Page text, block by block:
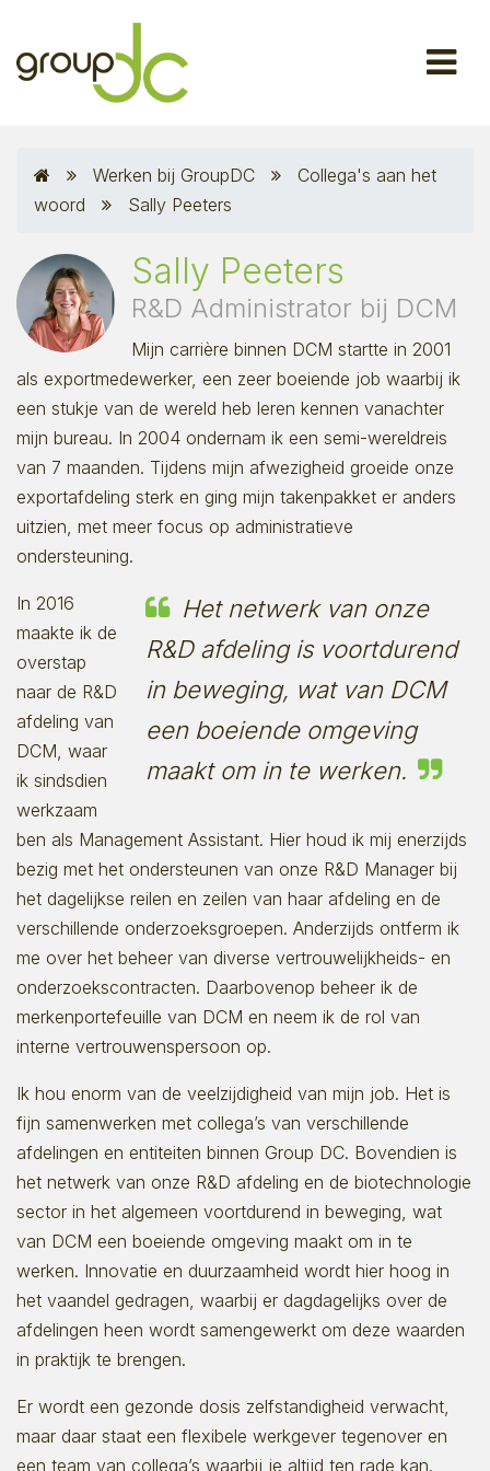
Werken bij GroupDC
Collega's aan het
woord
Sally Peeters
Sally Peeters
R&D Administrator bij DCM
Mijn carrière binnen DCM startte in 2001
als exportmedewerker, een zeer boeiende job waarbij ik
een stukje van de wereld heb leren kennen vanachter
mijn bureau. In 2004 ondernam ik een semi-wereldreis
van 7 maanden. Tijdens mijn afwezigheid groeide onze
exportafdeling sterk en ging mijn takenpakket er anders
uitzien, met meer focus op administratieve
ondersteuning.
Het netwerk van onze
R&D afdeling is voortdurend
in beweging, wat van DCM
een boeiende omgeving
maakt om in te werken.
In 2016
maakte ik de
overstap
naar de R&D
afdeling van
DCM, waar
ik sindsdien
werkzaam
ben als Management Assistant. Hier houd ik mij enerzijds
bezig met het ondersteunen van onze R&D Manager bij
het dagelijkse reilen en zeilen van haar afdeling en de
verschillende onderzoeksgroepen. Anderzijds ontferm ik
me over het beheer van diverse vertrouwelijkheids- en
onderzoekscontracten. Daarbovenop beheer ik de
merkenportefeuille van DCM en neem ik de rol van
interne vertrouwenspersoon op.
Ik hou enorm van de veelzijdigheid van mijn job. Het is
fijn samenwerken met collega’s van verschillende
afdelingen en entiteiten binnen Group DC. Bovendien is
het netwerk van onze R&D afdeling en de biotechnologie
sector in het algemeen voortdurend in beweging, wat
van DCM een boeiende omgeving maakt om in te
werken. Innovatie en duurzaamheid wordt hier hoog in
het vaandel gedragen, waarbij er dagdagelijks over de
afdelingen heen wordt samengewerkt om deze waarden
in praktijk te brengen.
Er wordt een gezonde dosis zelfstandigheid verwacht,
maar daar staat een flexibele werkgever tegenover en
een team van collega’s waarbij je altijd ten rade kan.